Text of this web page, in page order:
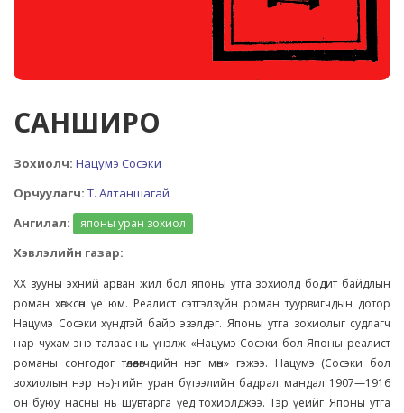
САНШИРО
Зохиолч: Нацумэ Сосэки
Орчуулагч: Т. Алтаншагай
Ангилал:
японы уран зохиол
Хэвлэлийн газар:
XX зууны эхний арван жил бол японы утга зохиолд бодит байдлын
роман хөгжсөн үе юм. Реалист сэтгэлзүйн роман туурвигчдын дотор
Нацумэ Сосэки хүндтэй байр эзэлдэг. Японы утга зохиолыг судлагч
нар чухам энэ талаас нь үнэлж «Нацумэ Сосэки бол Японы реалист
романы сонгодог төлөөлөгчдийн нэг мөн» гэжээ. Нацумэ (Сосэки бол
зохиолын нэр нь)-гийн уран бүтээлийн бадрал мандал 1907—1916
он буюу насны нь шувтарга үед тохиолджээ. Тэр үеийг Японы утга